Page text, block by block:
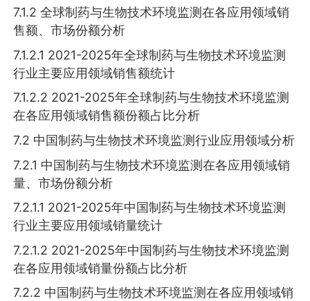
7.1.2 全球制药与生物技术环境监测在各应用领域销
售额、市场份额分析
7.1.2.1 2021-2025年全球制药与生物技术环境监测
行业主要应用领域销售额统计
7.1.2.2 2021-2025年全球制药与生物技术环境监测
在各应用领域销售额份额占比分析
7.2 中国制药与生物技术环境监测行业应用领域分析
7.2.1 中国制药与生物技术环境监测在各应用领域销
量、市场份额分析
7.2.1.1 2021-2025年中国制药与生物技术环境监测
行业主要应用领域销量统计
7.2.1.2 2021-2025年中国制药与生物技术环境监测
在各应用领域销量份额占比分析
7.2.2 中国制药与生物技术环境监测在各应用领域销